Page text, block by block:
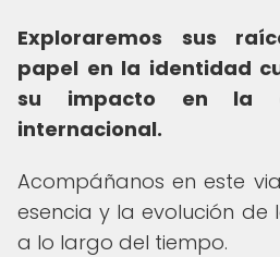
Exploraremos sus
papel en la identidad
su impacto en la
internacional.
Acompáñanos en este
esencia y la evolución
a lo largo del tiempo.